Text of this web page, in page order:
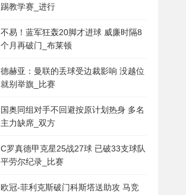
踢教学赛_进行
不易！蓝军狂轰20脚才进球 威廉时隔8
个月再破门_布莱顿
德赫亚：曼联的丢球受边裁影响 没越位
就别举旗_比赛
国奥同组对手不回避按原计划热身 多名
主力缺席_双方
C罗真德甲克星25战27球 已破33支球队
平劳尔纪录_比赛
欧冠-菲利克斯破门科斯塔送助攻 马竞